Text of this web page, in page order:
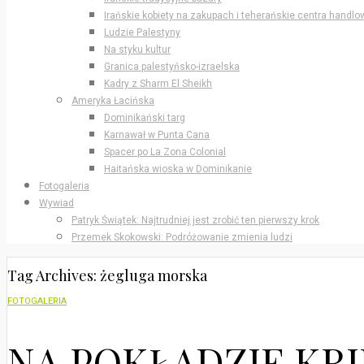
Irańskie kobiety na zakupach i teherańskie centra
Ludzie Palestyny
Na styku kultur
Granica palestyńsko-izraelska
Kadry z Sharm El Sheikh
Ameryka Łacińska
Dominikański targ
Karnawał w Punta Cana
Spacer po La Zona Colonial
Haitańska wioska w Dominikanie
Fotogaleria
Wywiad
Patryk Świątek: Najtrudniej jest zrobić ten pierwszy krok
Przemek Skokowski: Podróżowanie zmienia ludzi
Tag Archives: żegluga morska
FOTOGALERIA